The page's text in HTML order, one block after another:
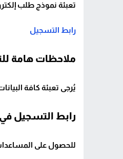
تعبئة نموذج طلب
رابط التسجيل
ملاحظات هامة
يُرجى تعبئة كافة
رابط التسجيل
للحصول على